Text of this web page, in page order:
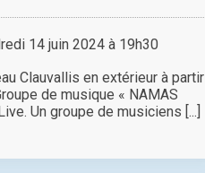
14 juin 2024 à 19h30
Clauvallis en extérieur à partir
de musique « NAMAS
Un groupe de musiciens [...]